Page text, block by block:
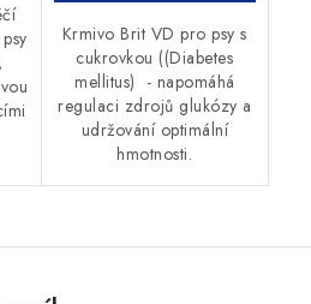
Krmivo Brit VD pro psy s
cukrovkou ((Diabetes
mellitus) - napomáhá
regulaci zdrojů glukózy a
udržování optimální
hmotnosti.